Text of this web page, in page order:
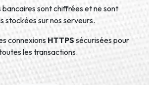
bancaires sont chiffrées et ne sont
stockées sur nos serveurs.
connexions HTTPS sécurisées pour
les transactions.